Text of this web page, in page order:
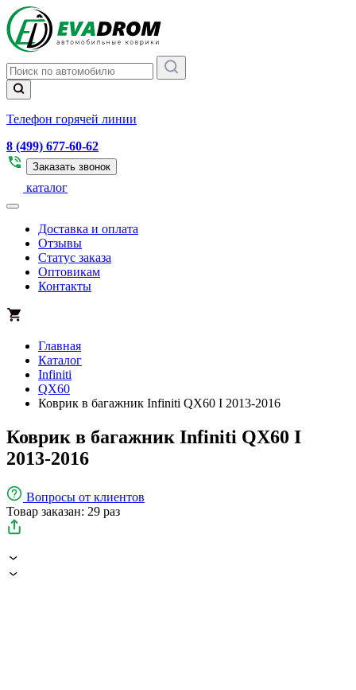
Телефон горячей линии
8 (499) 677-60-62
Заказать звонок
каталог
Доставка и оплата
Отзывы
Статус заказа
Оптовикам
Контакты
Главная
Каталог
Infiniti
QX60
Коврик в багажник Infiniti QX60 I 2013-2016
Коврик в багажник Infiniti QX60 I
2013-2016
Вопросы от клиентов
Товар заказан: 29 раз